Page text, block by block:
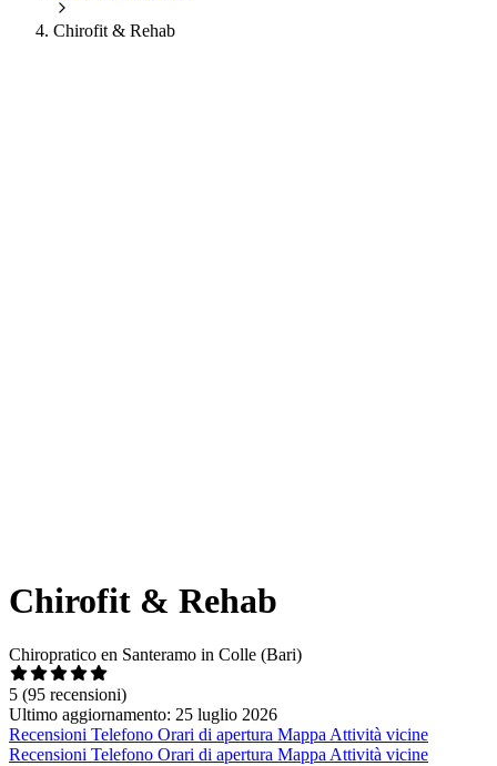
Chirofit & Rehab
Chirofit & Rehab
Chiropratico en Santeramo in Colle (Bari)
5 (95 recensioni)
Ultimo aggiornamento: 25 luglio 2026
Recensioni Telefono Orari di apertura Mappa Attività vicine
Recensioni Telefono Orari di apertura Mappa Attività vicine